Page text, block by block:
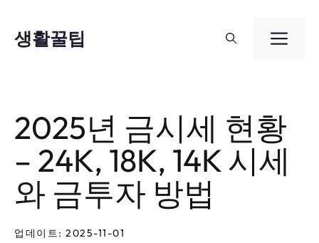
생활꿀팁
메
2025년 금시세 현황
– 24K, 18K, 14K 시세
와 금투자 방법
업데이트: 2025-11-01